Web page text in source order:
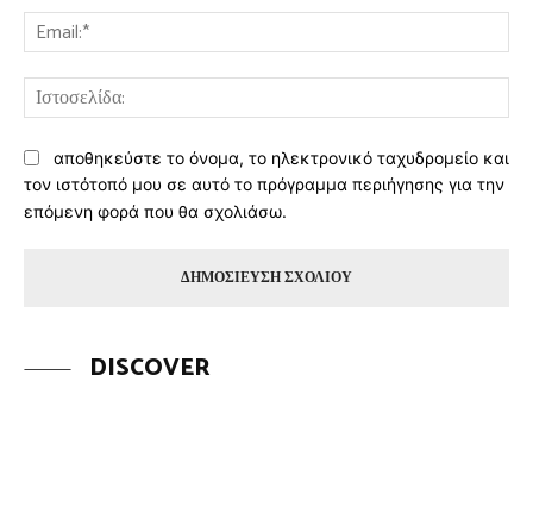
αποθηκεύστε το όνομα, το ηλεκτρονικό ταχυδρομείο και
τον ιστότοπό μου σε αυτό το πρόγραμμα περιήγησης για την
επόμενη φορά που θα σχολιάσω.
DISCOVER